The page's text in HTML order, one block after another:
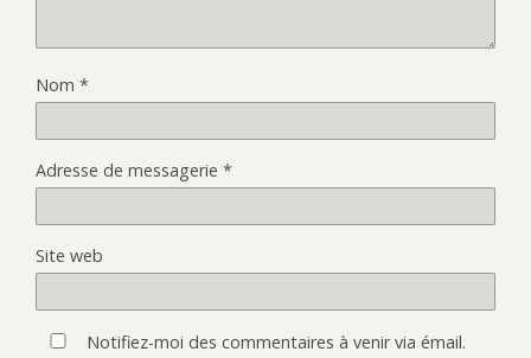
Nom *
Adresse de messagerie *
Site web
Notifiez-moi des commentaires à venir via émail.